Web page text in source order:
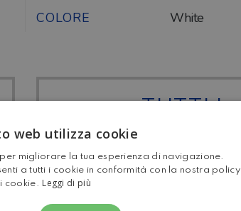
COLORE
White
web utilizza cookie
migliorare la tua esperienza di navigazione.
a tutti i cookie in conformità con la nostra policy
cookie.
Leggi di più